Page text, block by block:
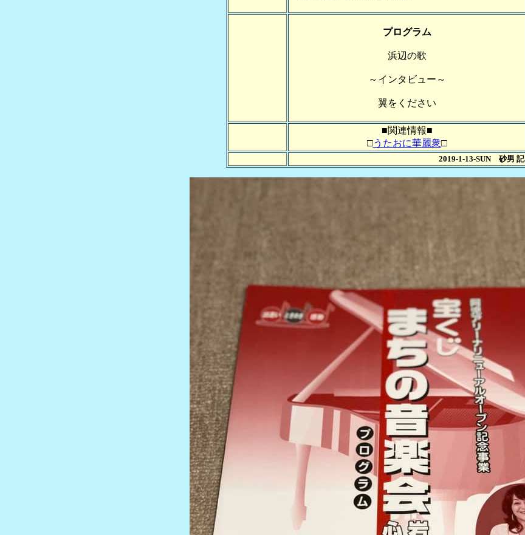
プログラム
浜辺の歌
～インタビュー～
翼をください
■関連情報■
□うたおに華麗衆□
2019-1-13-SUN 砂男 記